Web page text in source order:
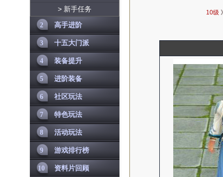
10级
> 新手任务
2 高手进阶
3 十五大门派
4 装备提升
5 进阶装备
6 社区玩法
7 特色玩法
8 活动玩法
9 游戏排行榜
10 资料片回顾